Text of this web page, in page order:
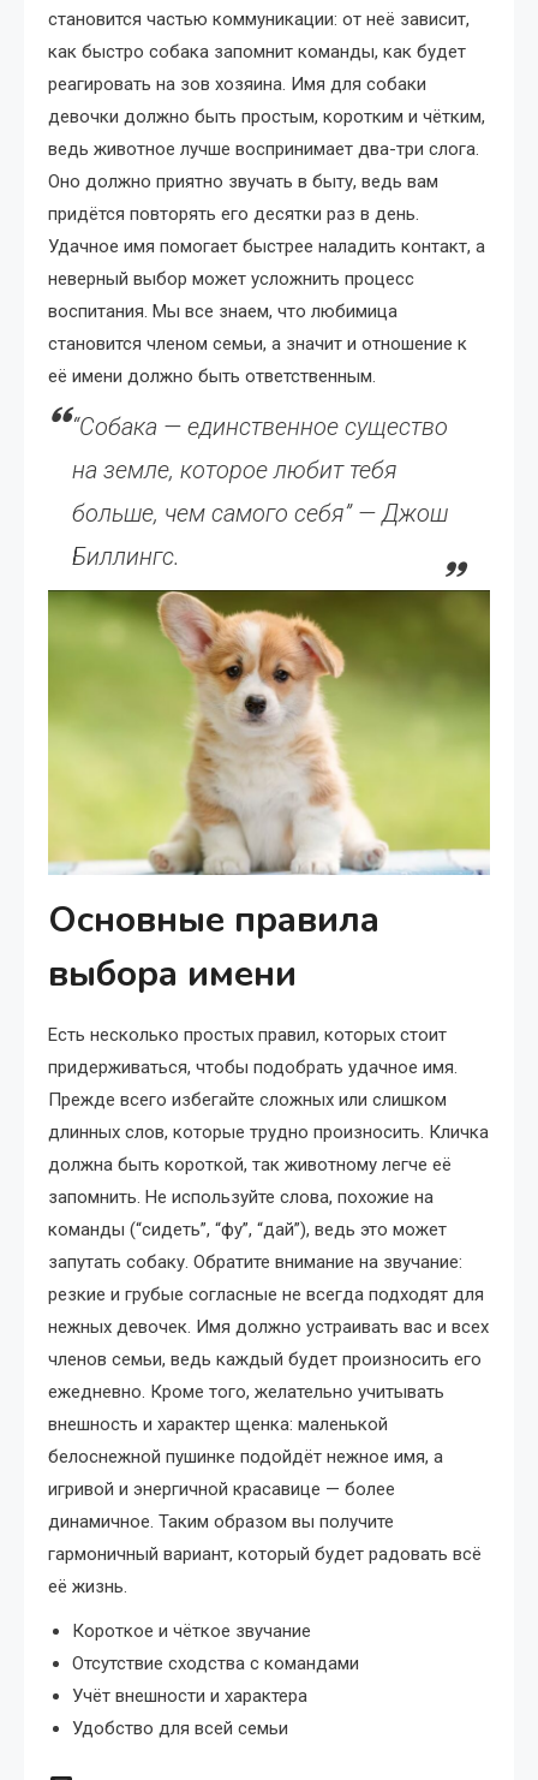
становится частью коммуникации: от неё зависит,
как быстро собака запомнит команды, как будет
реагировать на зов хозяина. Имя для собаки
девочки должно быть простым, коротким и чётким,
ведь животное лучше воспринимает два-три слога.
Оно должно приятно звучать в быту, ведь вам
придётся повторять его десятки раз в день.
Удачное имя помогает быстрее наладить контакт, а
неверный выбор может усложнить процесс
воспитания. Мы все знаем, что любимица
становится членом семьи, а значит и отношение к
её имени должно быть ответственным.
“Собака — единственное существо
на земле, которое любит тебя
больше, чем самого себя” — Джош
Биллингс.
Основные правила
выбора имени
Есть несколько простых правил, которых стоит
придерживаться, чтобы подобрать удачное имя.
Прежде всего избегайте сложных или слишком
длинных слов, которые трудно произносить. Кличка
должна быть короткой, так животному легче её
запомнить. Не используйте слова, похожие на
команды (“сидеть”, “фу”, “дай”), ведь это может
запутать собаку. Обратите внимание на звучание:
резкие и грубые согласные не всегда подходят для
нежных девочек. Имя должно устраивать вас и всех
членов семьи, ведь каждый будет произносить его
ежедневно. Кроме того, желательно учитывать
внешность и характер щенка: маленькой
белоснежной пушинке подойдёт нежное имя, а
игривой и энергичной красавице — более
динамичное. Таким образом вы получите
гармоничный вариант, который будет радовать всё
её жизнь.
Короткое и чёткое звучание
Отсутствие сходства с командами
Учёт внешности и характера
Удобство для всей семьи